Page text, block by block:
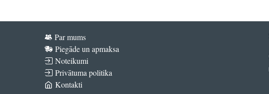
Par mums
Piegāde un apmaksa
Noteikumi
Privātuma politika
Kontakti